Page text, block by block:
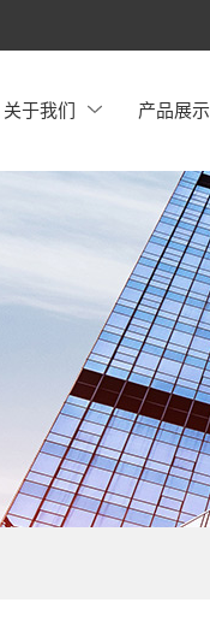
关于我们 产品展示